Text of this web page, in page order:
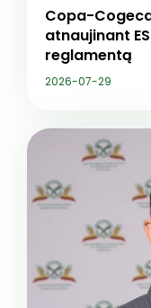
Copa-
atnaujinant
reglamentą
2026-07-29